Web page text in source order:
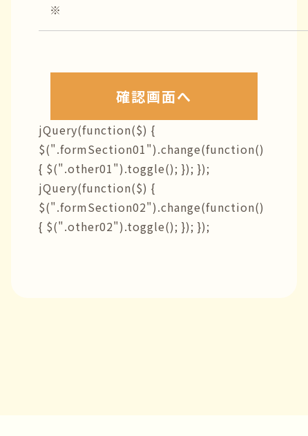
※
jQuery(function($) {
$(".formSection01").change(function()
{ $(".other01").toggle(); }); });
jQuery(function($) {
$(".formSection02").change(function()
{ $(".other02").toggle(); }); });